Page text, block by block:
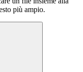
più ampio.